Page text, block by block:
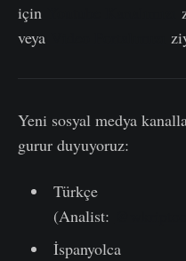
için
veya
Yeni sosyal medya
gurur duyuyoruz:
Türkçe
(Analist:
İspanyolca